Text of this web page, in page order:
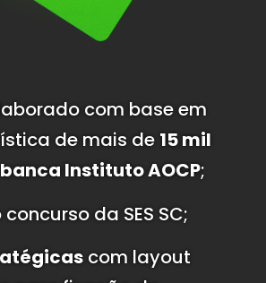
com base em
de mais de 15 mil
Instituto AOCP;
da SES SC;
com layout